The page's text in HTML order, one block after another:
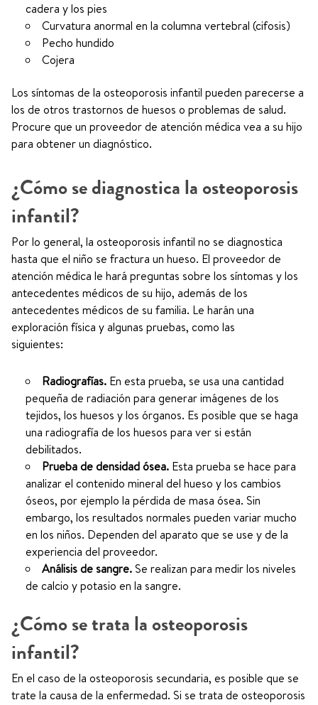
cadera y los pies
Curvatura anormal en la columna vertebral (cifosis)
Pecho hundido
Cojera
Los síntomas de la osteoporosis infantil pueden parecerse a
los de otros trastornos de huesos o problemas de salud.
Procure que un proveedor de atención médica vea a su hijo
para obtener un diagnóstico.
¿Cómo se diagnostica la osteoporosis
infantil?
Por lo general, la osteoporosis infantil no se diagnostica
hasta que el niño se fractura un hueso. El proveedor de
atención médica le hará preguntas sobre los síntomas y los
antecedentes médicos de su hijo, además de los
antecedentes médicos de su familia. Le harán una
exploración física y algunas pruebas, como las
Radiografías. En esta prueba, se usa una cantidad
pequeña de radiación para generar imágenes de los
tejidos, los huesos y los órganos. Es posible que se haga
una radiografía de los huesos para ver si están
debilitados.
Prueba de densidad ósea. Esta prueba se hace para
analizar el contenido mineral del hueso y los cambios
óseos, por ejemplo la pérdida de masa ósea. Sin
embargo, los resultados normales pueden variar mucho
en los niños. Dependen del aparato que se use y de la
experiencia del proveedor.
Análisis de sangre. Se realizan para medir los niveles
de calcio y potasio en la sangre.
¿Cómo se trata la osteoporosis
infantil?
En el caso de la osteoporosis secundaria, es posible que se
trate la causa de la enfermedad. Si se trata de osteoporosis